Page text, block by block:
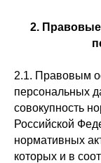
2.
2.1. Правовым
персональных
совокупность
Российской
нормативных
которых и в